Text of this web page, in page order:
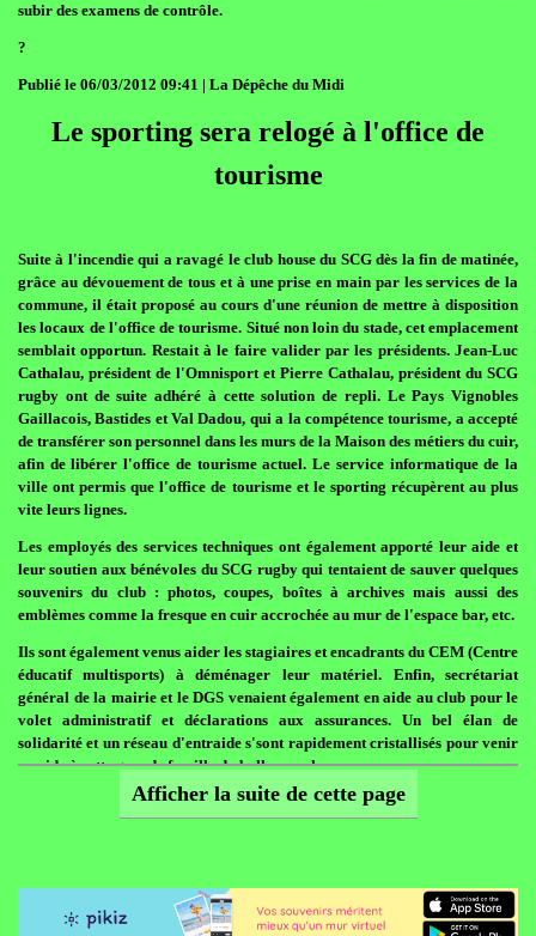
subir des examens de contrôle.
?
Publié le 06/03/2012 09:41 | La Dépêche du Midi
Le sporting sera relogé à l'office de
tourisme
Suite à l'incendie qui a ravagé le club house du SCG dès la fin de matinée,
grâce au dévouement de tous et à une prise en main par les services de la
commune, il était proposé au cours d'une réunion de mettre à disposition
les locaux de l'office de tourisme. Situé non loin du stade, cet emplacement
semblait opportun. Restait à le faire valider par les présidents. Jean-Luc
Cathalau, président de l'Omnisport et Pierre Cathalau, président du SCG
rugby ont de suite adhéré à cette solution de repli. Le Pays Vignobles
Gaillacois, Bastides et Val Dadou, qui a la compétence tourisme, a accepté
de transférer son personnel dans les murs de la Maison des métiers du cuir,
afin de libérer l'office de tourisme actuel. Le service informatique de la
ville ont permis que l'office de tourisme et le sporting récupèrent au plus
vite leurs lignes.
Les employés des services techniques ont également apporté leur aide et
leur soutien aux bénévoles du SCG rugby qui tentaient de sauver quelques
souvenirs du club : photos, coupes, boîtes à archives mais aussi des
emblèmes comme la fresque en cuir accrochée au mur de l'espace bar, etc.
Ils sont également venus aider les stagiaires et encadrants du CEM (Centre
éducatif multisports) à déménager leur matériel. Enfin, secrétariat
général de la mairie et le DGS venaient également en aide au club pour le
volet administratif et déclarations aux assurances. Un bel élan de
solidarité et un réseau d'entraide s'sont rapidement cristallisés pour venir
en aide à cette grande famille du ballon ovale.
Cyclopède veut être associé au futur
Afficher la suite de cette page